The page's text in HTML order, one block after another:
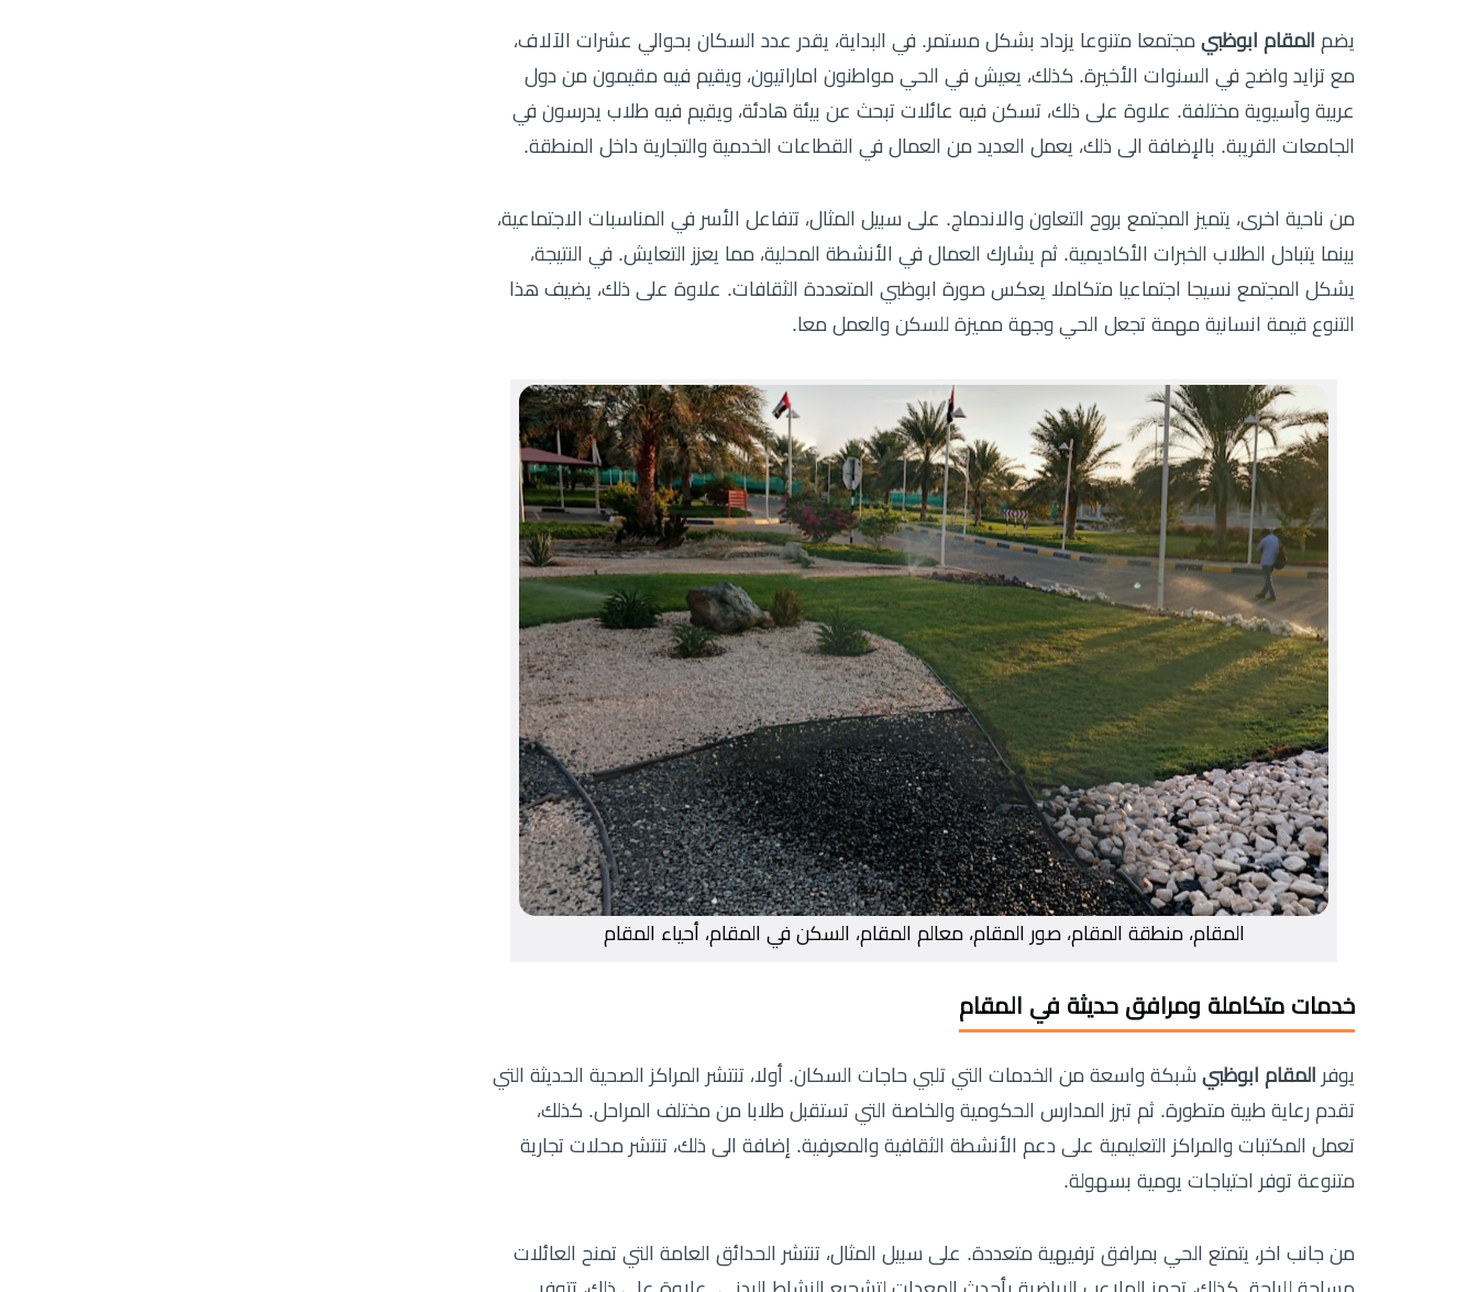
يضم المقام ابوظبي مجتمعا متنوعا يزداد بشكل مستمر. في البداية، يقدر عدد السكان بحوالي عشرات الآلاف،
مع تزايد واضح في السنوات الأخيرة. كذلك، يعيش في الحي مواطنون اماراتيون، ويقيم فيه مقيمون من دول
عربية وآسيوية مختلفة. علاوة على ذلك، تسكن فيه عائلات تبحث عن بيئة هادئة، ويقيم فيه طلاب يدرسون في
الجامعات القريبة. بالإضافة الى ذلك، يعمل العديد من العمال في القطاعات الخدمية والتجارية داخل المنطقة.
من ناحية اخرى، يتميز المجتمع بروح التعاون والاندماج. على سبيل المثال، تتفاعل الأسر في المناسبات الاجتماعية،
بينما يتبادل الطلاب الخبرات الأكاديمية. ثم يشارك العمال في الأنشطة المحلية، مما يعزز التعايش. في النتيجة،
يشكل المجتمع نسيجا اجتماعيا متكاملا يعكس صورة ابوظبي المتعددة الثقافات. علاوة على ذلك، يضيف هذا
التنوع قيمة انسانية مهمة تجعل الحي وجهة مميزة للسكن والعمل معا.
المقام، منطقة المقام، صور المقام، معالم المقام، السكن في المقام، أحياء المقام
خدمات متكاملة ومرافق حديثة في المقام
يوفر المقام ابوظبي شبكة واسعة من الخدمات التي تلبي حاجات السكان. أولا، تنتشر المراكز الصحية الحديثة التي
تقدم رعاية طبية متطورة. ثم تبرز المدارس الحكومية والخاصة التي تستقبل طلابا من مختلف المراحل. كذلك،
تعمل المكتبات والمراكز التعليمية على دعم الأنشطة الثقافية والمعرفية. إضافة الى ذلك، تنتشر محلات تجارية
متنوعة توفر احتياجات يومية بسهولة.
من جانب اخر، يتمتع الحي بمرافق ترفيهية متعددة. على سبيل المثال، تنتشر الحدائق العامة التي تمنح العائلات